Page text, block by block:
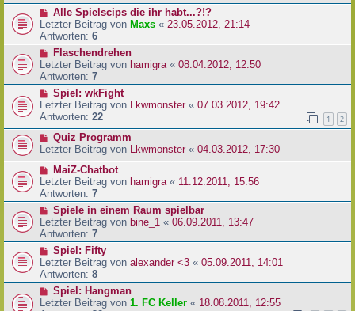
Alle Spielscips die ihr habt...?!?
Letzter Beitrag von Maxs « 23.05.2012, 21:14
Antworten: 6
Flaschendrehen
Letzter Beitrag von hamigra « 08.04.2012, 12:50
Antworten: 7
Spiel: wkFight
Letzter Beitrag von
Lkwmonster« 07.03.2012, 19:42
Antworten: 22 1 2
Quiz Programm
Letzter Beitrag von
Lkwmonster « 04.03.2012, 17:30
MaiZ-Chatbot
Letzter Beitrag von hamigra « 11.12.2011, 15:56
Antworten: 7
Spiele in einem Raum spielbar
Letzter Beitrag von bine_1 « 06.09.2011, 13:47
Antworten: 7
Spiel: Fifty
Letzter Beitrag von alexander <3 « 05.09.2011, 14:01
Antworten: 8
Spiel: Hangman
Letzter Beitrag von 1. FC Keller « 18.08.2011, 12:55